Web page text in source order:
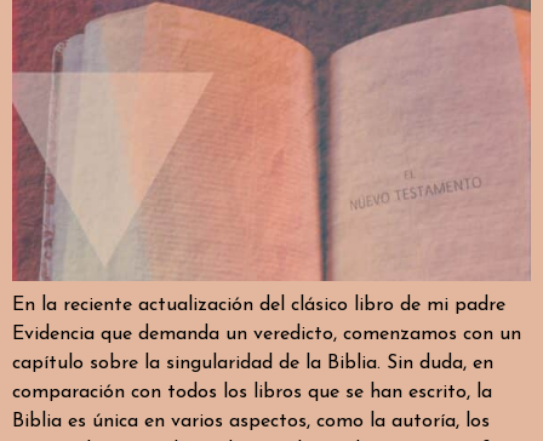
En la reciente actualización del clásico libro de mi padre
Evidencia que demanda un veredicto, comenzamos con un
capítulo sobre la singularidad de la Biblia. Sin duda, en
comparación con todos los libros que se han escrito, la
Biblia es única en varios aspectos, como la autoría, los